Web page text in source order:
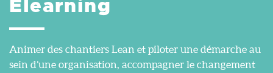
Elearning
Animer des chantiers Lean et piloter une démarche au
sein d’une organisation, accompagner le changement